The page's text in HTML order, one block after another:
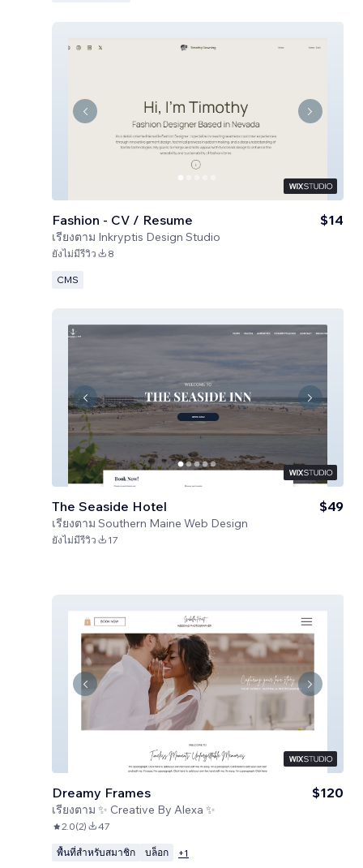
Fashion - CV / Resume
เรียงตาม Inkryptis Design Studio
$14
ยังไม่มีรีวิว 8
CMS
The Seaside Hotel
เรียงตาม Southern Maine Web Design
$49
ยังไม่มีรีวิว 17
Dreamy Frames
เรียงตาม ✨ Creative By Alexa ✨
$120
2.0(2) 47
พื้นที่สำหรับสมาชิก บล็อก +1